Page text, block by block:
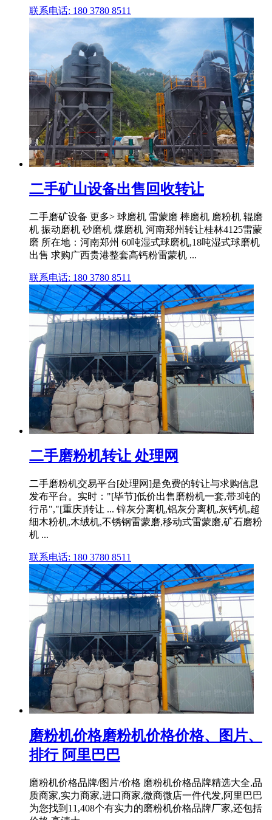
联系电话: 180 3780 8511
二手矿山设备出售回收转让
二手磨矿设备 更多> 球磨机 雷蒙磨 棒磨机 磨粉机 辊磨
机 振动磨机 砂磨机 煤磨机 河南郑州转让桂林4125雷蒙
磨 所在地：河南郑州 60吨湿式球磨机,18吨湿式球磨机
出售 求购广西贵港整套高钙粉雷蒙机 ...
联系电话: 180 3780 8511
二手磨粉机转让 处理网
二手磨粉机交易平台[处理网]是免费的转让与求购信息
发布平台。实时："[毕节]低价出售磨粉机一套,带3吨的
行吊","[重庆]转让 ... 锌灰分离机,铝灰分离机,灰钙机,超
细木粉机,木绒机,不锈钢雷蒙磨,移动式雷蒙磨,矿石磨粉
机 ...
联系电话: 180 3780 8511
磨粉机价格磨粉机价格价格、图片、
排行 阿里巴巴
磨粉机价格品牌/图片/价格 磨粉机价格品牌精选大全,品
质商家,实力商家,进口商家,微商微店一件代发,阿里巴巴
为您找到11,408个有实力的磨粉机价格品牌厂家,还包括